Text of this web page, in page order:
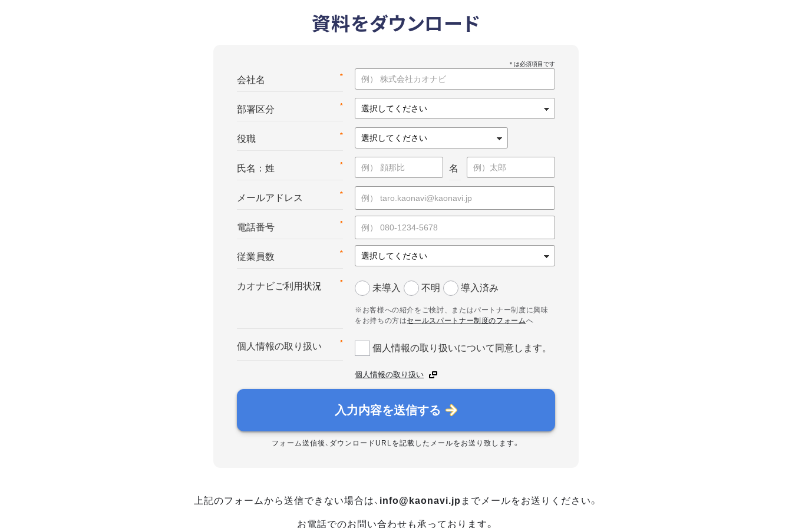
資料をダウンロード
*
会社名
*
部署区分
*
役職
*
氏名：姓 名
*
メールアドレス
*
電話番号
*
従業員数
*
カオナビご利用状況 未導入 不明 導入済み
※お客様への紹介をご検討、またはパートナー制度に興味
をお持ちの方はセールスパートナー制度のフォームへ
*
個人情報の取り扱い 個人情報の取り扱いについて同意します。
個人情報の取り扱い
入力内容を送信する
フォーム送信後、ダウンロードURLを記載したメールをお送り致します。
上記のフォームから送信できない場合は、 info@kaonavi.jp までメールをお送りください。
お電話でのお問い合わせも承っております。